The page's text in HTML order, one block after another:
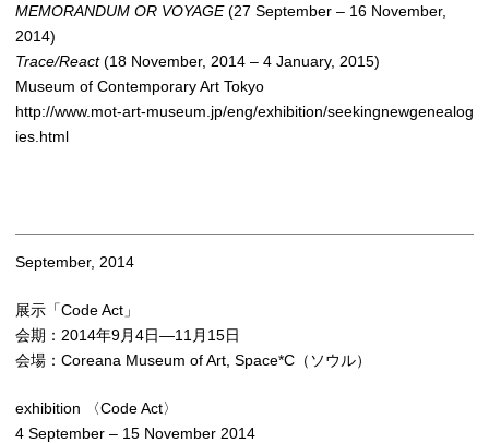
MEMORANDUM OR VOYAGE(27 September – 16 November,
2014)
Trace/React(18 November, 2014 – 4 January, 2015)
Museum of Contemporary Art Tokyo
http://www.mot-art-museum.jp/eng/exhibition/seekingnewgenealog
ies.html
September, 2014
展示「Code Act」
会期：2014年9月4日―11月15日
会場：Coreana Museum of Art, Space*C（ソウル）
exhibition 〈Code Act〉
4 September – 15 November 2014